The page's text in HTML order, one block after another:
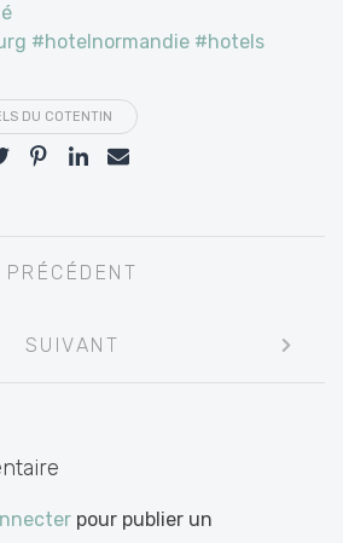
#hotelnormandie #hotels
DU COTENTIN
PRÉCÉDENT
SUIVANT
pour publier un